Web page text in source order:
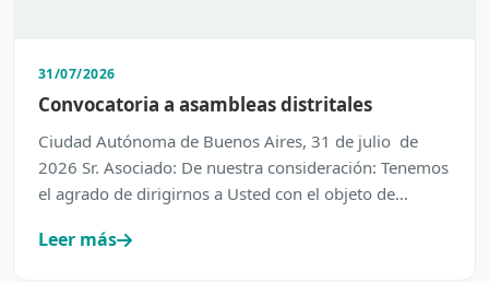
31/07/2026
Convocatoria a asambleas distritales
Ciudad Autónoma de Buenos Aires, 31 de julio de
2026 Sr. Asociado: De nuestra consideración: Tenemos
el agrado de dirigirnos a Usted con el objeto de
Leer más